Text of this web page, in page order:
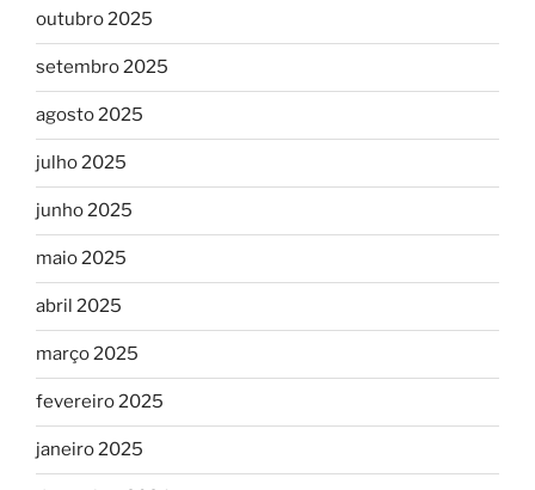
outubro 2025
setembro 2025
agosto 2025
julho 2025
junho 2025
maio 2025
abril 2025
março 2025
fevereiro 2025
janeiro 2025